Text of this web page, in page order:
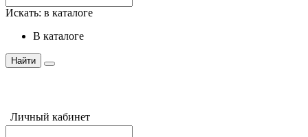
Искать: в каталоге
в каталоге
Найти
Личный кабинет